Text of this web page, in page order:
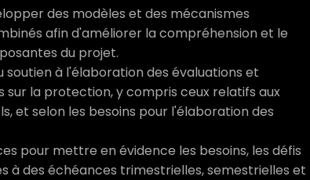
des modèles et des mécanismes
afin d'améliorer la compréhension et le
du projet.
soutien à l'élaboration des évaluations et
la protection, y compris ceux relatifs aux
et selon les besoins pour l'élaboration des
pour mettre en évidence les besoins, les défis
à des échéances trimestrielles, semestrielles et